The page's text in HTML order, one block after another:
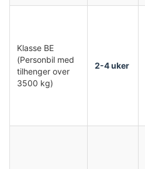
Klasse BE
(Personbil med
tilhenger over
3500 kg)
2-4 uker